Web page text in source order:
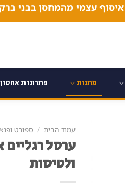
איסוף עצמי מהמחסן בבני
מתנות פתרונות אחסון
עמוד הבית / ספורט
ערסל
ולטיסות